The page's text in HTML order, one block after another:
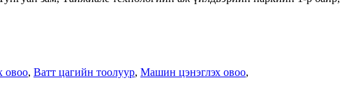
овоо, Ватт цагийн тоолуур, Машин цэнэглэх овоо,